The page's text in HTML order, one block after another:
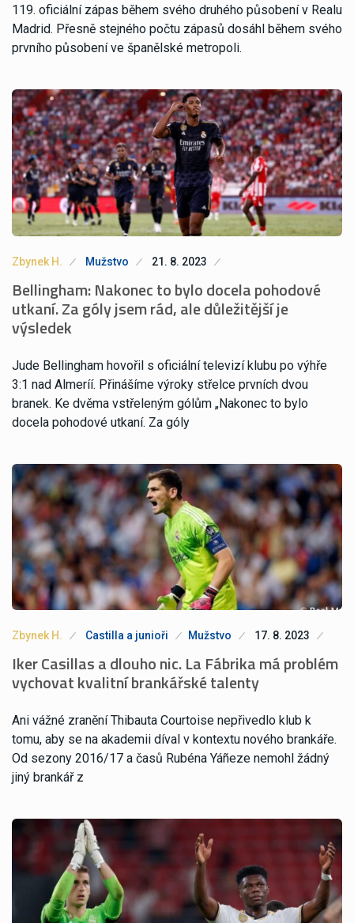
119. oficiální zápas během svého druhého působení v Realu
Madrid. Přesně stejného počtu zápasů dosáhl během svého
prvního působení ve španělské metropoli.
Zbynek H. Mužstvo 21. 8. 2023
Bellingham: Nakonec to bylo docela pohodové
utkaní. Za góly jsem rád, ale důležitější je
výsledek
Jude Bellingham hovořil s oficiální televizí klubu po výhře
3:1 nad Almeríí. Přinášíme výroky střelce prvních dvou
branek. Ke dvěma vstřeleným gólům „Nakonec to bylo
docela pohodové utkaní. Za góly
Zbynek H. Castilla a junioři Mužstvo 17. 8. 2023
Iker Casillas a dlouho nic. La Fábrika má problém
vychovat kvalitní brankářské talenty
Ani vážné zranění Thibauta Courtoise nepřivedlo klub k
tomu, aby se na akademii díval v kontextu nového brankáře.
Od sezony 2016/17 a časů Rubéna Yáñeze nemohl žádný
jiný brankář z